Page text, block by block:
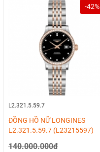
-42%
L2.321.5.59.7
ĐỒNG HỒ NỮ LONGINES
L2.321.5.59.7 (L23215597)
140.000.000đ